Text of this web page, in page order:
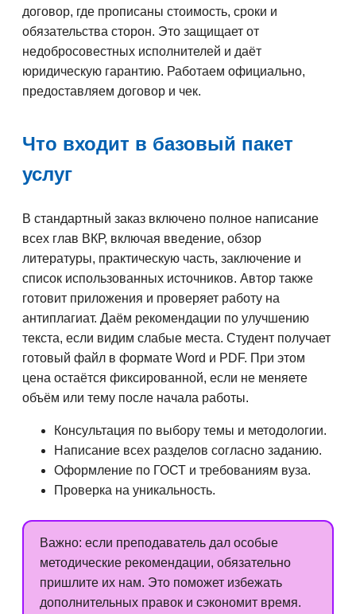
договор, где прописаны стоимость, сроки и
обязательства сторон. Это защищает от
недобросовестных исполнителей и даёт
юридическую гарантию. Работаем официально,
предоставляем договор и чек.
Что входит в базовый пакет
услуг
В стандартный заказ включено полное написание
всех глав ВКР, включая введение, обзор
литературы, практическую часть, заключение и
список использованных источников. Автор также
готовит приложения и проверяет работу на
антиплагиат. Даём рекомендации по улучшению
текста, если видим слабые места. Студент получает
готовый файл в формате Word и PDF. При этом
цена остаётся фиксированной, если не меняете
объём или тему после начала работы.
Консультация по выбору темы и методологии.
Написание всех разделов согласно заданию.
Оформление по ГОСТ и требованиям вуза.
Проверка на уникальность.
Важно: если преподаватель дал особые
методические рекомендации, обязательно
пришлите их нам. Это поможет избежать
дополнительных правок и сэкономит время.